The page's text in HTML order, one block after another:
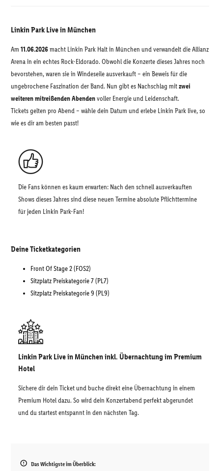
Linkin Park Live in München
Am 11.06.2026macht Linkin Park Halt in München und verwandelt die Allianz
Arena in ein echtes Rock-Eldorado. Obwohl die Konzerte dieses Jahres noch
bevorstehen, waren sie in Windeseile ausverkauft – ein Beweis für die
ungebrochene Faszination der Band. Nun gibt es Nachschlag mitzwei
weiteren mitreißenden Abendenvoller Energie und Leidenschaft.
Tickets gelten pro Abend – wähle dein Datum und erlebe Linkin Park live, so
wie es dir am besten passt!
Die Fans können es kaum erwarten: Nach den schnell ausverkauften
Shows dieses Jahres sind diese neuen Termine absolute Pflichttermine
für jeden Linkin Park-Fan!
Deine Ticketkategorien
Front Of Stage 2 (FOS2)
Sitzplatz Preiskategorie 7 (PL7)
Sitzplatz Preiskategorie 9 (PL9)
Linkin Park Live in München inkl. Übernachtung im Premium
Hotel
Sichere dir dein Ticket und buche direkt eine Übernachtung in einem
Premium Hotel dazu. So wird dein Konzertabend perfekt abgerundet
und du startest entspannt in den nächsten Tag.
Das Wichtigste im Überblick: